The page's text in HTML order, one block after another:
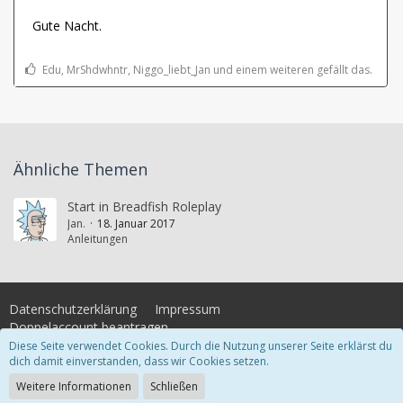
Gute Nacht.
Edu, MrShdwhntr, Niggo_liebt_Jan und einem weiteren gefällt das.
Ähnliche Themen
Start in Breadfish Roleplay
Jan.
18. Januar 2017
Anleitungen
Datenschutzerklärung
Impressum
Doppelaccount beantragen
Community-Software:
Diese Seite verwendet Cookies. Durch die Nutzung unserer Seite erklärst du
dich damit einverstanden, dass wir Cookies setzen.
Weitere Informationen
Schließen